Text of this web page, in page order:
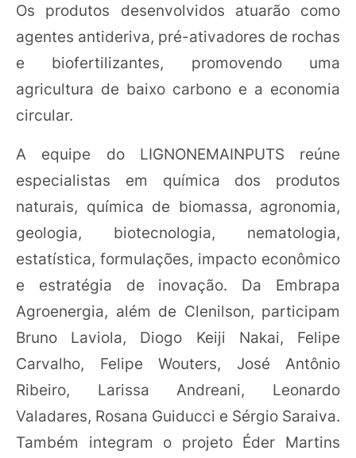
Os produtos desenvolvidos atuarão como
agentes antideriva, pré-ativadores de rochas
e biofertilizantes, promovendo uma
agricultura de baixo carbono e a economia
circular.
A equipe do LIGNONEMAINPUTS reúne
especialistas em química dos produtos
naturais, química de biomassa, agronomia,
geologia, biotecnologia, nematologia,
estatística, formulações, impacto econômico
e estratégia de inovação. Da Embrapa
Agroenergia, além de Clenilson, participam
Bruno Laviola, Diogo Keiji Nakai, Felipe
Carvalho, Felipe Wouters, José Antônio
Ribeiro, Larissa Andreani, Leonardo
Valadares, Rosana Guiducci e Sérgio Saraiva.
Também integram o projeto Éder Martins